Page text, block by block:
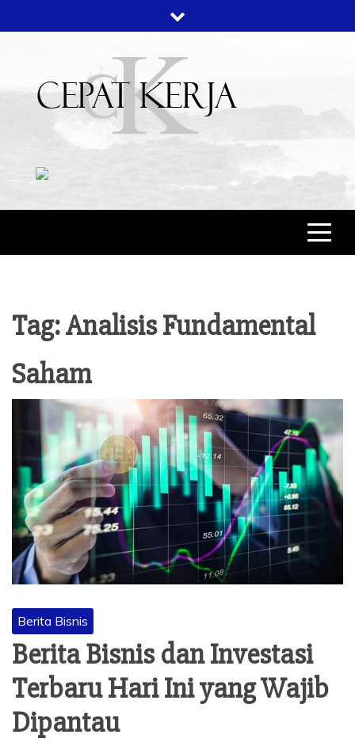
to
CEPAT KERJA
BERITA BISNIS
Tag:Analisis Fundamental
Saham
Berita Bisnis
Berita Bisnis dan Investasi
Terbaru Hari Ini yang Wajib
Dipantau